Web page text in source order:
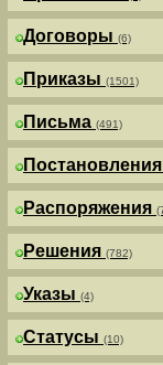
Договоры (6)
Приказы (1501)
Письма (491)
Постановления
Распоряжения
Решения (782)
Указы (4)
Статусы (10)